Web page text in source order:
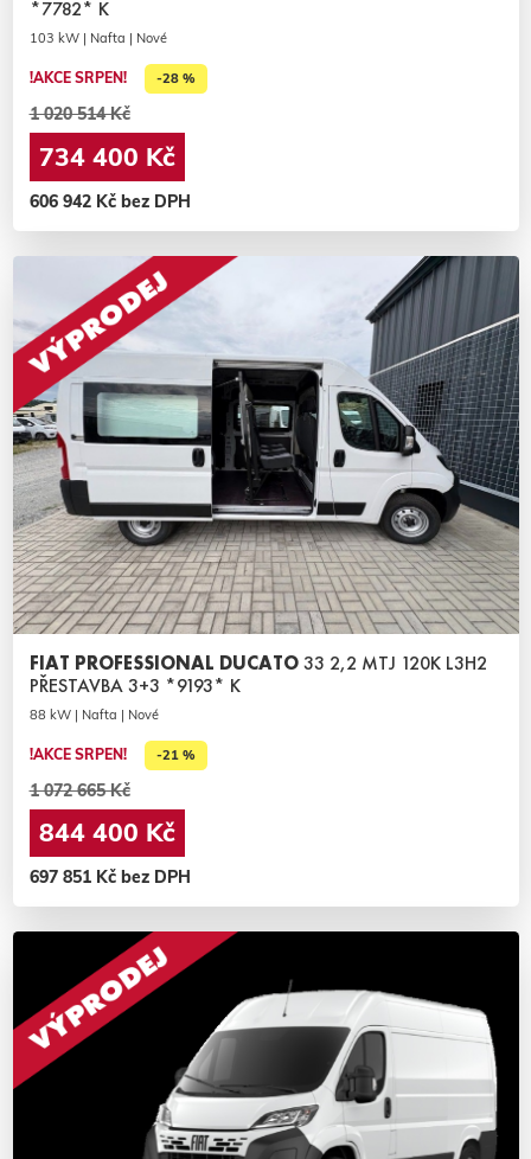
*7782* K
103 kW | Nafta | Nové
!AKCE SRPEN! -28 %
1 020 514 Kč
734 400 Kč
606 942 Kč bez DPH
FIAT PROFESSIONAL DUCATO33 2,2 MTJ 120K L3H2
PŘESTAVBA 3+3 *9193* K
88 kW | Nafta | Nové
!AKCE SRPEN! -21 %
1 072 665 Kč
844 400 Kč
697 851 Kč bez DPH